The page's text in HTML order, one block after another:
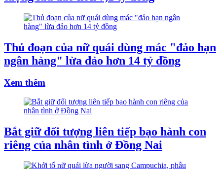
Thủ đoạn của nữ quái dùng mác "đảo hạn
ngân hàng" lừa đảo hơn 14 tỷ đồng
Xem thêm
Bắt giữ đối tượng liên tiếp bạo hành con
riêng của nhân tình ở Đồng Nai